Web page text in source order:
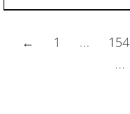
← 1 … 154
…